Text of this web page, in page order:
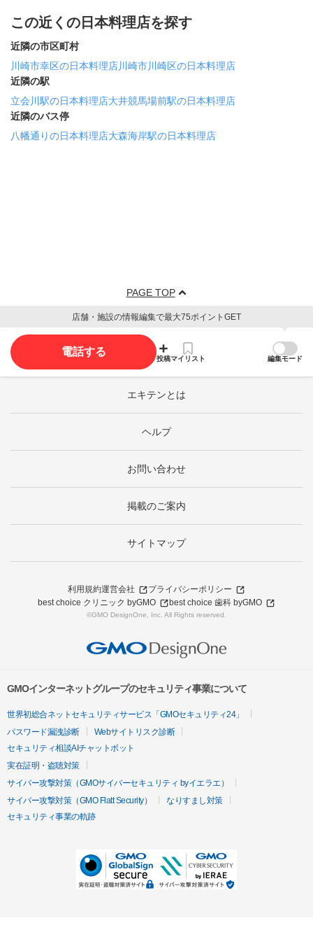
この近くの日本料理店を探す
近隣の市区町村
川崎市幸区の日本料理店川崎市川崎区の日本料理店
近隣の駅
立会川駅の日本料理店大井競馬場前駅の日本料理店
近隣のバス停
八幡通りの日本料理店大森海岸駅の日本料理店
PAGE TOP
店舗・施設の情報編集で最大75ポイントGET
電話する
投稿マイリスト 編集モード
エキテンとは
ヘルプ
お問い合わせ
掲載のご案内
サイトマップ
利用規約運営会社
プライバシーポリシー
best choice クリニック byGMO
best choice 歯科 byGMO
©GMO DesignOne, Inc. All Rights reserved.
GMOインターネットグループのセキュリティ事業について
世界初総合ネットセキュリティサービス「GMOセキュリティ24」
パスワード漏洩診断
Webサイトリスク診断
セキュリティ相談AIチャットボット
実在証明・盗聴対策
サイバー攻撃対策（GMOサイバーセキュリティ byイエラエ）
サイバー攻撃対策（GMO Flatt Security）
なりすまし対策
セキュリティ事業の軌跡